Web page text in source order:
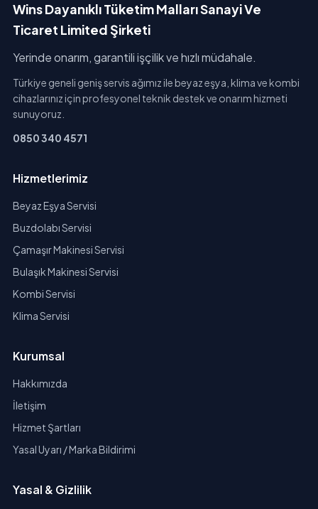
Wins Dayanıklı Tüketim Malları Sanayi Ve
Ticaret Limited Şirketi
Yerinde onarım, garantili işçilik ve hızlı müdahale.
Türkiye geneli geniş servis ağımız ile beyaz eşya, klima ve kombi
cihazlarınız için profesyonel teknik destek ve onarım hizmeti
sunuyoruz.
0850 340 4571
Hizmetlerimiz
Beyaz Eşya Servisi
Buzdolabı Servisi
Çamaşır Makinesi Servisi
Bulaşık Makinesi Servisi
Kombi Servisi
Klima Servisi
Kurumsal
Hakkımızda
İletişim
Hizmet Şartları
Yasal Uyarı / Marka Bildirimi
Yasal & Gizlilik